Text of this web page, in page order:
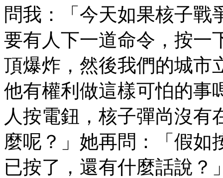
問我：「今天如果核子戰
要有人下一道命令，按一
頂爆炸，然後我們的城市
他有權利做這樣可怕的事
人按電鈕，核子彈尚沒有
麼呢？」她再問：「假如
已按了，還有什麼話說？